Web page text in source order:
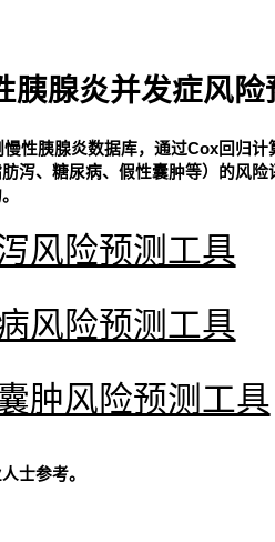
胰腺炎并发症风险
性胰腺炎数据库，通过Cox回归
泻、糖尿病、假性囊肿等）的风
风险预测工具
风险预测工具
肿风险预测工具
士参考。